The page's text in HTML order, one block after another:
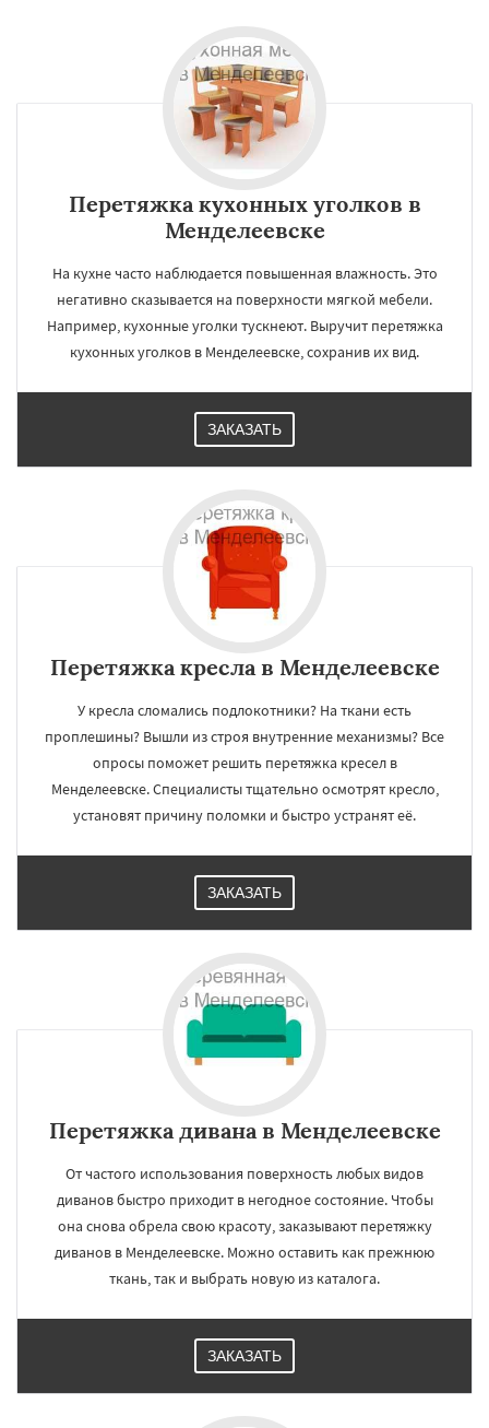
Перетяжка кухонных уголков в
Менделеевске
На кухне часто наблюдается повышенная влажность. Это
негативно сказывается на поверхности мягкой мебели.
Например, кухонные уголки тускнеют. Выручит перетяжка
кухонных уголков в Менделеевске, сохранив их вид.
ЗАКАЗАТЬ
Перетяжка кресла в Менделеевске
У кресла сломались подлокотники? На ткани есть
проплешины? Вышли из строя внутренние механизмы? Все
опросы поможет решить перетяжка кресел в
Менделеевске. Специалисты тщательно осмотрят кресло,
установят причину поломки и быстро устранят её.
ЗАКАЗАТЬ
Перетяжка дивана в Менделеевске
От частого использования поверхность любых видов
диванов быстро приходит в негодное состояние. Чтобы
она снова обрела свою красоту, заказывают перетяжку
диванов в Менделеевске. Можно оставить как прежнюю
ткань, так и выбрать новую из каталога.
ЗАКАЗАТЬ